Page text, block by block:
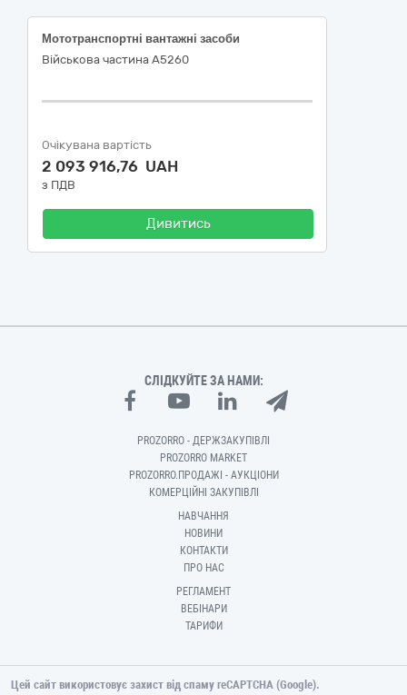
Мототранспортні вантажні засоби
Військова частина А5260
Очікувана вартість
2 093 916,76 UAH
з ПДВ
Дивитись
СЛІДКУЙТЕ ЗА НАМИ:
PROZORRO - ДЕРЖЗАКУПІВЛІ
PROZORRO MARKET
PROZORRO.ПРОДАЖІ - АУКЦІОНИ
КОМЕРЦІЙНІ ЗАКУПІВЛІ
НАВЧАННЯ
НОВИНИ
КОНТАКТИ
ПРО НАС
РЕГЛАМЕНТ
ВЕБІНАРИ
ТАРИФИ
Цей сайт використовує захист від спаму reCAPTCHA (Google).